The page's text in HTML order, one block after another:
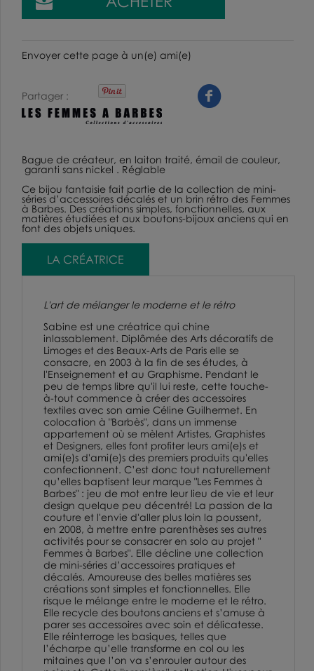
Envoyer cette page à un(e) ami(e)
Partager
Bague de créateur, en laiton traité, émail de couleur,
garanti sans nickel . Réglable
Ce bijou fantaisie fait partie de la collection de mini-
séries d’accessoires décalés et un brin rétro des Femmes
à Barbes. Des créations simples, fonctionnelles, aux
matières étudiées et aux boutons-bijoux anciens qui en
font des objets uniques.
LA CRÉATRICE
L'art de mélanger le moderne et le rétro
Sabine est une créatrice qui chine
inlassablement. Diplômée des Arts décoratifs de
Limoges et des Beaux-Arts de Paris elle se
consacre, en 2003 à la fin de ses études, à
l'Enseignement et au Graphisme. Pendant le
peu de temps libre qu'il lui reste, cette touche-
à-tout commence à créer des accessoires
textiles avec son amie Céline Guilhermet. En
colocation à "Barbès", dans un immense
appartement où se mèlent Artistes, Graphistes
et Designers, elles font profiter leurs ami(e)s et
ami(e)s d'ami(e)s des premiers produits qu'elles
confectionnent. C’est donc tout naturellement
qu’elles baptisent leur marque "Les Femmes à
Barbes" : jeu de mot entre leur lieu de vie et leur
design quelque peu décentré! La passion de la
couture et l'envie d'aller plus loin la poussent,
en 2008, à mettre entre parenthèses ses autres
activités pour se consacrer en solo au projet "
Femmes à Barbes". Elle décline une collection
de mini-séries d’accessoires pratiques et
décalés. Amoureuse des belles matières ses
créations sont simples et fonctionnelles. Elle
risque le mélange entre le moderne et le rétro.
Elle recycle des boutons anciens et s’amuse à
parer ses accessoires avec soin et délicatesse.
Elle réinterroge les basiques, telles que
l’écharpe qu’elle transforme en col ou les
mitaines que l’on va s’enrouler autour des